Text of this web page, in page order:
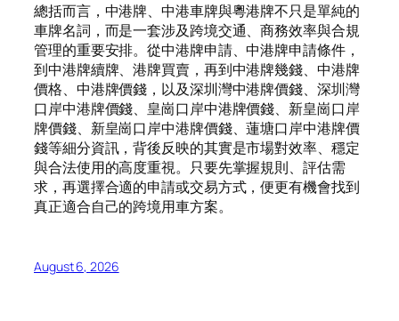
總括而言，中港牌、中港車牌與粵港牌不只是單純的
車牌名詞，而是一套涉及跨境交通、商務效率與合規
管理的重要安排。從中港牌申請、中港牌申請條件，
到中港牌續牌、港牌買賣，再到中港牌幾錢、中港牌
價格、中港牌價錢，以及深圳灣中港牌價錢、深圳灣
口岸中港牌價錢、皇崗口岸中港牌價錢、新皇崗口岸
牌價錢、新皇崗口岸中港牌價錢、蓮塘口岸中港牌價
錢等細分資訊，背後反映的其實是市場對效率、穩定
與合法使用的高度重視。只要先掌握規則、評估需
求，再選擇合適的申請或交易方式，便更有機會找到
真正適合自己的跨境用車方案。
August 6, 2026